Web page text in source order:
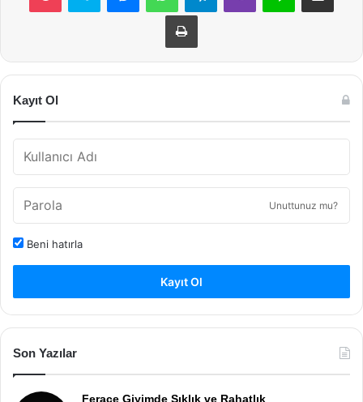
Yazdır
Kayıt Ol
Unuttunuz mu?
Beni hatırla
Kayıt Ol
Son Yazılar
Ferace Giyimde Şıklık ve Rahatlık